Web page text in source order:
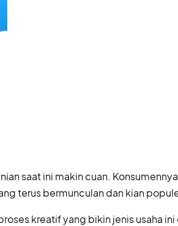
saat ini makin cuan.
terus bermunculan dan kian
kreatif yang bikin jenis usaha